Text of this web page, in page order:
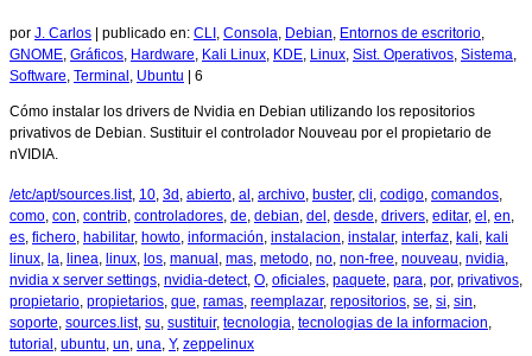
por J. Carlos publicado en: CLI , Consola, Debian, Entornos de escritorio,
GNOME, Gráficos, Hardware, Kali Linux, KDE, Linux, Sist. Operativos, Sistema,
Software, Terminal , Ubuntu 6
Cómo instalar los drivers de Nvidia en Debian utilizando los repositorios
privativos de Debian. Sustituir el controlador Nouveau por el propietario de
nVIDIA.
/etc/apt/sources.list, 10, 3d , abierto, al , archivo, buster, cli, codigo, comandos,
como, con, contrib, controladores, de, debian, del , desde, drivers, editar, el , en,
es, fichero, habilitar, howto, información, instalacion, instalar, interfaz, kali, kali
linux, la, linea, linux, los, manual , mas, metodo, no, non-free, nouveau, nvidia,
nvidia x server settings, nvidia-detect, O, oficiales, paquete, para, por, privativos,
propietario, propietarios, que, ramas, reemplazar, repositorios, se, si, sin,
soporte, sources.list, su, sustituir, tecnologia, tecnologias de la informacion,
tutorial , ubuntu, un, una, Y, zeppelinux